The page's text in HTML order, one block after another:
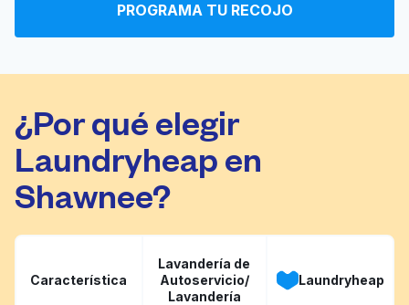
PROGRAMA TU RECOJO
¿Por qué elegir
Laundryheap en
Shawnee?
Característica
Lavandería de
Autoservicio/
Lavandería
Laundryheap